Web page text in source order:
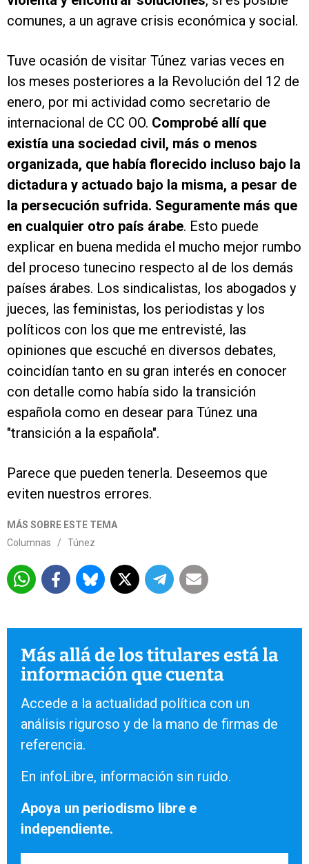
comunes, a un agrave crisis económica y social.
Tuve ocasión de visitar Túnez varias veces en
los meses posteriores a la Revolución del 12 de
enero, por mi actividad como secretario de
internacional de CC OO. Comprobé allí que
existía una sociedad civil, más o menos
organizada, que había florecido incluso bajo la
dictadura y actuado bajo la misma, a pesar de
la persecución sufrida. Seguramente más que
en cualquier otro país árabe. Esto puede
explicar en buena medida el mucho mejor rumbo
del proceso tunecino respecto al de los demás
países árabes. Los sindicalistas, los abogados y
jueces, las feministas, los periodistas y los
políticos con los que me entrevisté, las
opiniones que escuché en diversos debates,
coincidían tanto en su gran interés en conocer
con detalle como había sido la transición
española como en desear para Túnez una
"transición a la española".
Parece que pueden tenerla. Deseemos que
eviten nuestros errores.
MÁS SOBRE ESTE TEMA
Columnas
/ Túnez
Más allá de los titulares está la
información que cuenta
Accede a la actualidad política con un
análisis riguroso y de la mano de firmas de
referencia.
En infoLibre, información sin ruido.
Apoya un periodismo libre e
independiente.